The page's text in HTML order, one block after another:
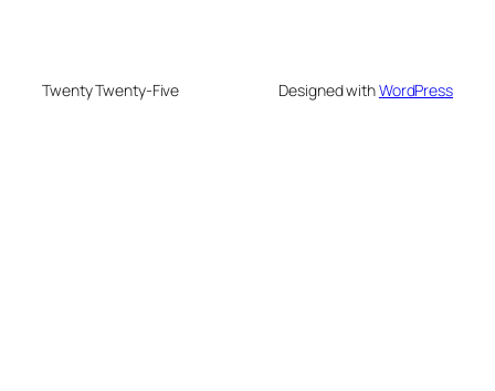
Twenty Twenty-Five Designed withWordPress